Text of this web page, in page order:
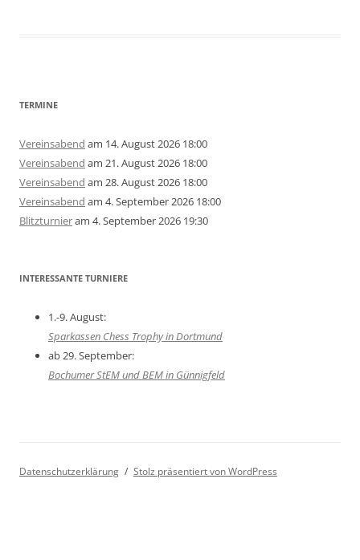
TERMINE
Vereinsabend am 14. August 2026 18:00
Vereinsabend am 21. August 2026 18:00
Vereinsabend am 28. August 2026 18:00
Vereinsabend am 4. September 2026 18:00
Blitzturnieram 4. September 2026 19:30
INTERESSANTE TURNIERE
1.-9. August:
Sparkassen Chess Trophy in Dortmund
ab 29. September:
Bochumer StEM und BEM in Günnigfeld
Datenschutzerklärung Stolz präsentiert von WordPress